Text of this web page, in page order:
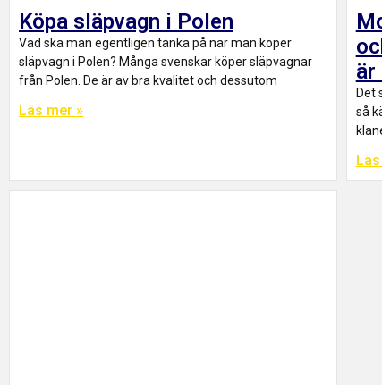
Köpa släpvagn i Polen
Vad ska man egentligen tänka på när man köper
släpvagn i Polen? Många svenskar köper släpvagnar
från Polen. De är av bra kvalitet och dessutom
Läs mer »
är
Det
så